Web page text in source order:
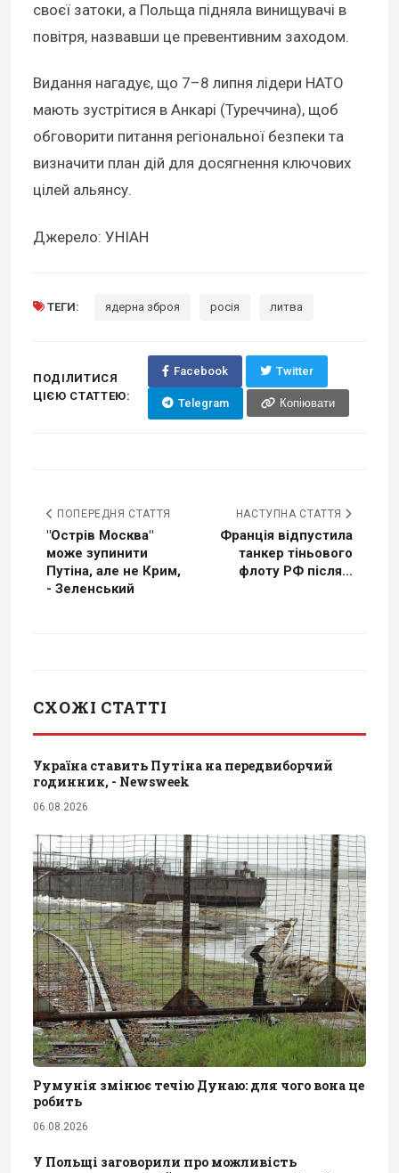
своєї затоки, а Польща підняла винищувачі в
повітря, назвавши це превентивним заходом.
Видання нагадує, що 7–8 липня лідери НАТО
мають зустрітися в Анкарі (Туреччина), щоб
обговорити питання регіональної безпеки та
визначити план дій для досягнення ключових
цілей альянсу.
Джерело: УНІАН
ТЕГИ: ядерна зброя росія литва
ПОДІЛИТИСЯ
ЦІЄЮ СТАТТЕЮ:
Facebook Twitter
Telegram Копіювати
ПОПЕРЕДНЯ СТАТТЯ
"Острів Москва"
може зупинити
Путіна, але не Крим,
- Зеленський
НАСТУПНА СТАТТЯ
Франція відпустила
танкер тіньового
флоту РФ після...
СХОЖІ СТАТТІ
Україна ставить Путіна на передвиборчий
годинник, - Newsweek
06.08.2026
Румунія змінює течію Дунаю: для чого вона це
робить
06.08.2026
У Польщі заговорили про можливість